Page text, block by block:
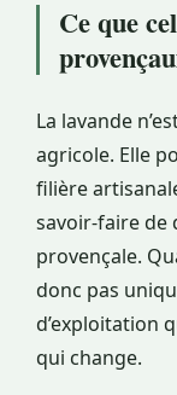
Ce que
La lavande
agricole. Elle
filière
savoir-faire de
provençale.
donc pas
d’exploitation
qui change.